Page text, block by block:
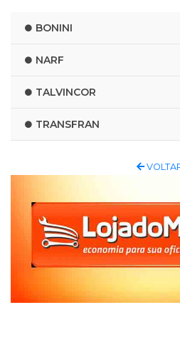
BONINI
NARF
TALVINCOR
TRANSFRAN